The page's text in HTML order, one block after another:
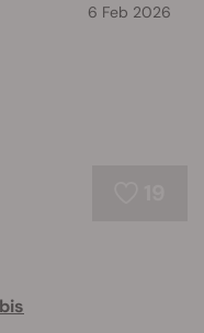
6 Feb 2026